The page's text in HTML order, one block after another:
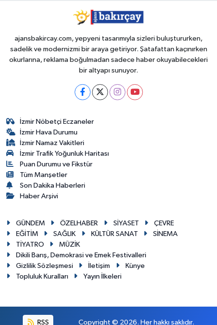
ajansbakircay.com, yepyeni tasarımıyla sizleri buluştururken,
sadelik ve modernizmi bir araya getiriyor. Şatafattan kaçınırken
okurlarına, reklama boğulmadan sadece haber okuyabilecekleri
bir altyapı sunuyor.
İzmir Nöbetçi Eczaneler
İzmir Hava Durumu
İzmir Namaz Vakitleri
İzmir Trafik Yoğunluk Haritası
Puan Durumu ve Fikstür
Tüm Manşetler
Son Dakika Haberleri
Haber Arşivi
GÜNDEM ÖZELHABER SİYASET
ÇEVRE
EĞİTİM
SAĞLIK KÜLTÜR SANAT
SİNEMA
TİYATRO
MÜZİK
Dikili Barış, Demokrasi ve Emek Festivalleri
Gizlilik Sözleşmesi
İletişim
Künye
Topluluk Kuralları
Yayın İlkeleri
RSS Copyright © 2026. Her hakkı saklıdır.